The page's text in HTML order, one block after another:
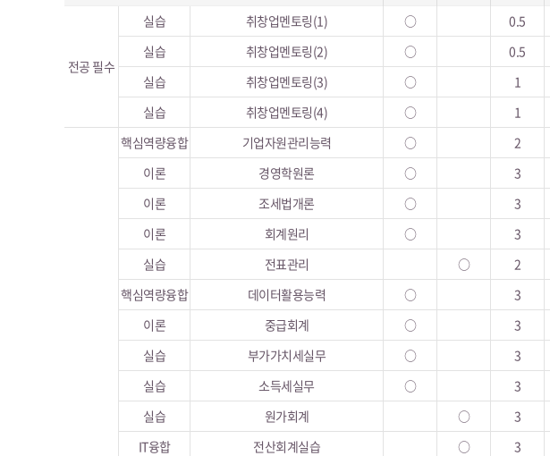
전공 필수
실습 취창업멘토링(1) ○ 0.5
실습
취창업멘토링(2) ○ 0.5
실습
취창업멘토링(3) ○ 1
실습
취창업멘토링(4) ○ 1
핵심역량융합 기업자원관리능력 ○ 2
이론
경영학원론 ○ 3
이론
조세법개론 ○ 3
이론
회계원리 ○ 3
실습
전표관리 ○ 2
핵심역량융합
데이터활용능력 ○ 3
이론
중급회계 ○ 3
실습
부가가치세실무 ○ 3
실습
소득세실무 ○ 3
실습
원가회계 ○ 3
IT융합
전산회계실습 ○ 3